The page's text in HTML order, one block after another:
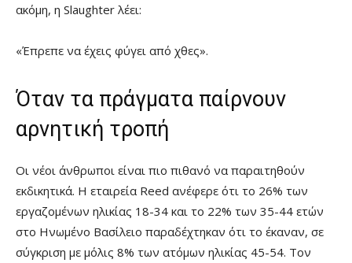
ακόμη, η Slaughter λέει:
«Έπρεπε να έχεις φύγει από χθες».
Όταν τα πράγματα παίρνουν
αρνητική τροπή
Οι νέοι άνθρωποι είναι πιο πιθανό να παραιτηθούν
εκδικητικά. Η εταιρεία Reed ανέφερε ότι το 26% των
εργαζομένων ηλικίας 18-34 και το 22% των 35-44 ετών
στο Ηνωμένο Βασίλειο παραδέχτηκαν ότι το έκαναν, σε
σύγκριση με μόλις 8% των ατόμων ηλικίας 45-54. Τον